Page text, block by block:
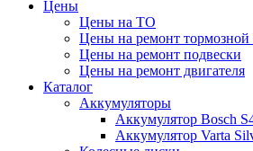
Цены
Цены на ТО
Цены на ремонт тормозной
Цены на ремонт подвески
Цены на ремонт двигателя
Каталог
Аккумуляторы
Аккумулятор Bosch
Аккумулятор Varta